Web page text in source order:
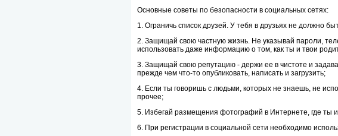
Основные советы по безопасности в социальных сетях:
1. Ограничь список друзей. У тебя в друзьях не должно
2. Защищай свою частную жизнь. Не указывай пароли,
использовать даже информацию о том, как ты и твои
3. Защищай свою репутацию - держи ее в чистоте и
прежде чем что-то опубликовать, написать и загрузить;
4. Если ты говоришь с людьми, которых не знаешь, не
прочее;
5. Избегай размещения фотографий в Интернете, где ты
6. При регистрации в социальной сети необходимо